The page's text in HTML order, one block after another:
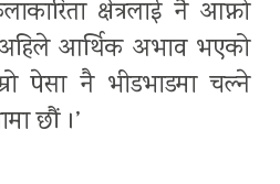
क्षेत्रलाई नै आफ्नो
आर्थिक अभाव भएको
पेसा नै भीडभाडमा चल्ने
छौं ।’